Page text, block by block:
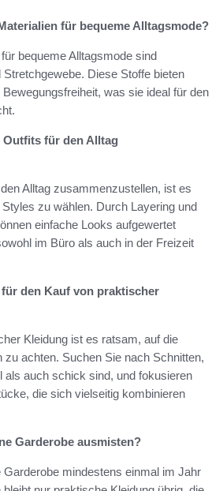
für bequeme Alltagsmode?
bequeme Alltagsmode sind
Diese Stoffe bieten
was sie ideal für den
für den Alltag
Alltag zusammenzustellen, ist es
zu wählen. Durch Layering und
einfache Looks aufgewertet
im Büro als auch in der Freizeit
den Kauf von praktischer
Kleidung ist es ratsam, auf die
zu achten. Suchen Sie nach Schnitten,
als auch schick sind, und fokusieren
die sich vielseitig kombinieren
Garderobe ausmisten?
Garderobe mindestens einmal im Jahr